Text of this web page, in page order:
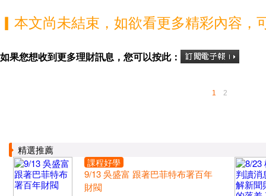
▎本文尚未結束，如欲看更多精彩內容，
如果您想收到更多理財訊息，您可以按此：
1 2
精選推薦
課程好學
9/13 吳盛富 跟著巴菲特布署百年
財閥